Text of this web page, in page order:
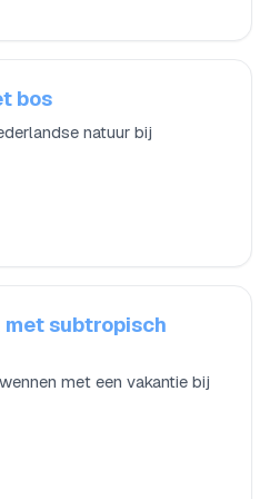
bos
natuur bij
subtropisch
met een vakantie bij